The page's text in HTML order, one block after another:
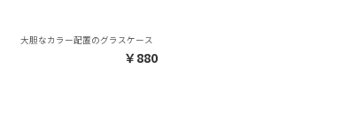
大胆なカラー配置のグラスケース
￥880